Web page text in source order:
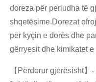
doreza për periudha të
shqetësime.Dorezat
për kyçin e dorës dhe
gërryesit dhe kimikatet e
【Përdorur gjerësisht